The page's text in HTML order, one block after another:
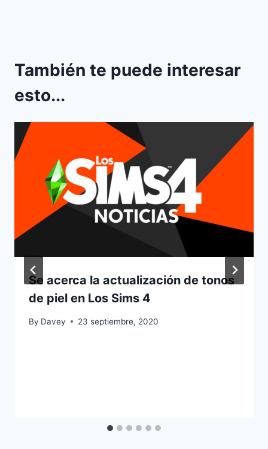
También te puede interesar
esto...
Se acerca la actualización de tonos
de piel en Los Sims 4
By Davey 23 septiembre, 2020